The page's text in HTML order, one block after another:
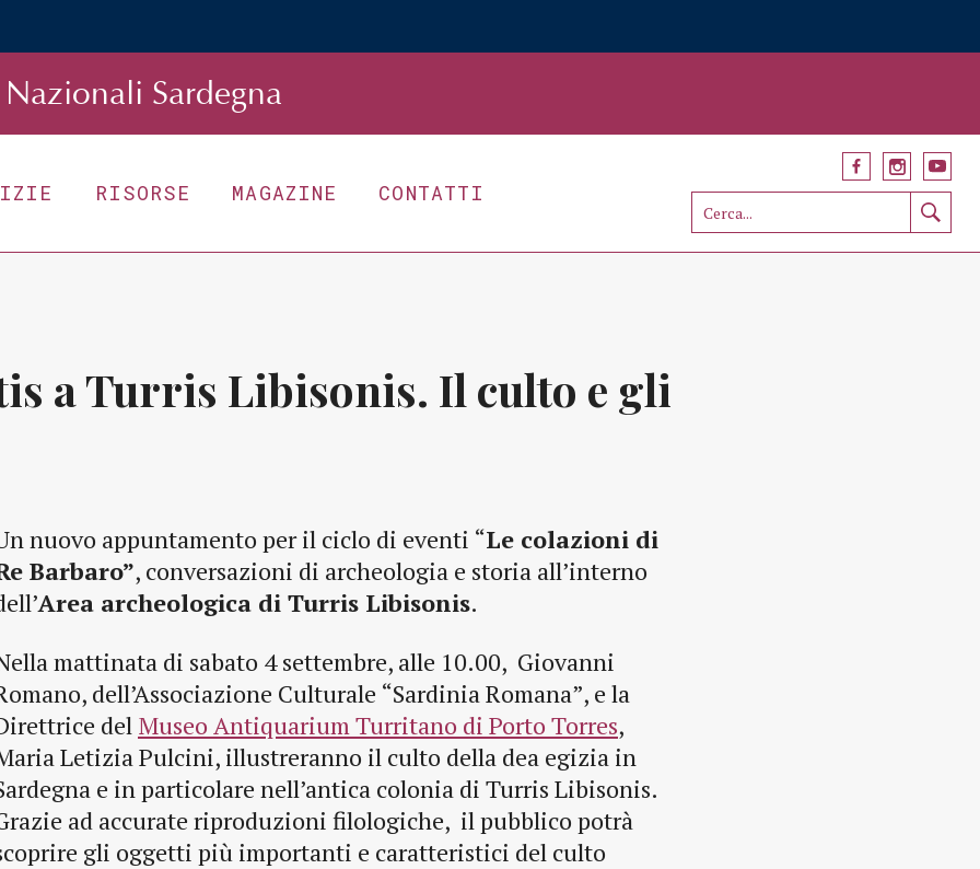
Sardegna
RISORSE MAGAZINE CONTATTI
a Turris Libisonis. Il culto e gli
nuovo appuntamento per il ciclo di eventi “Le colazioni di
Barbaro”, conversazioni di archeologia e storia all’interno
Area archeologica di Turris Libisonis.
mattinata di sabato 4 settembre, alle 10.00, Giovanni
dell’Associazione Culturale “Sardinia Romana”, e la
del Museo Antiquarium Turritano di Porto Torres,
Letizia Pulcini, illustreranno il culto della dea egizia in
e in particolare nell’antica colonia di Turris Libisonis.
ad accurate riproduzioni filologiche, il pubblico potrà
gli oggetti più importanti e caratteristici del culto